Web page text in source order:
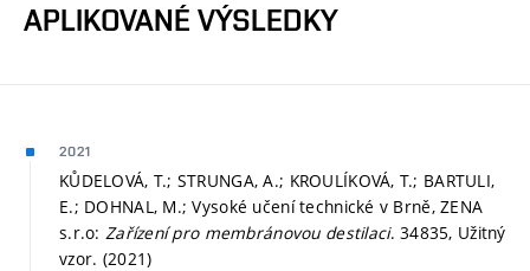
APLIKOVANÉ VÝSLEDKY
2021
KŮDELOVÁ, T.; STRUNGA, A.; KROULÍKOVÁ, T.; BARTULI,
E.; DOHNAL, M.; Vysoké učení technické v Brně, ZENA
s.r.o: Zařízení pro membránovou destilaci. 34835, Užitný
vzor. (2021)